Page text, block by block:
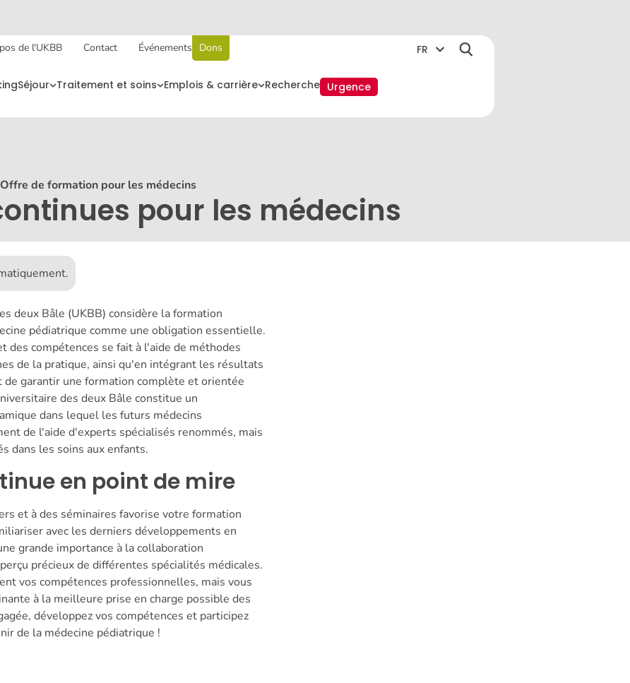
de l'UKBB Contact Événements Dons FR
Séjour Traitement et soins Emplois & carrière Recherche Urgence
Offre de formation pour les médecins
pour les médecins
deux Bâle (UKBB) considère la formation
pédiatrique comme une obligation essentielle.
des compétences se fait à l'aide de méthodes
de la pratique, ainsi qu'en intégrant les résultats
de garantir une formation complète et orientée
des deux Bâle constitue un
dans lequel les futurs médecins
de l'aide d'experts spécialisés renommés, mais
dans les soins aux enfants.
en point de mire
et à des séminaires favorise votre formation
avec les derniers développements en
grande importance à la collaboration
précieux de différentes spécialités médicales.
vos compétences professionnelles, mais vous
à la meilleure prise en charge possible des
développez vos compétences et participez
de la médecine pédiatrique !